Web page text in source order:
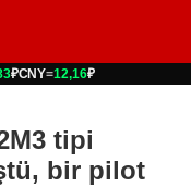
₽CNY=12,16₽
tipi
bir pilot